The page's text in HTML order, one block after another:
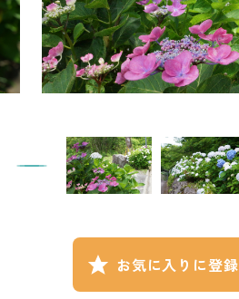
お気に入りに登録
宇都宮市民ライター
記事
市民がおすすめ！餃
子店